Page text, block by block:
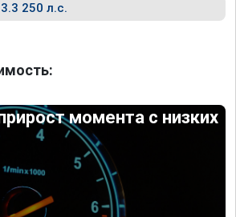
250 л.с.
момента с низких